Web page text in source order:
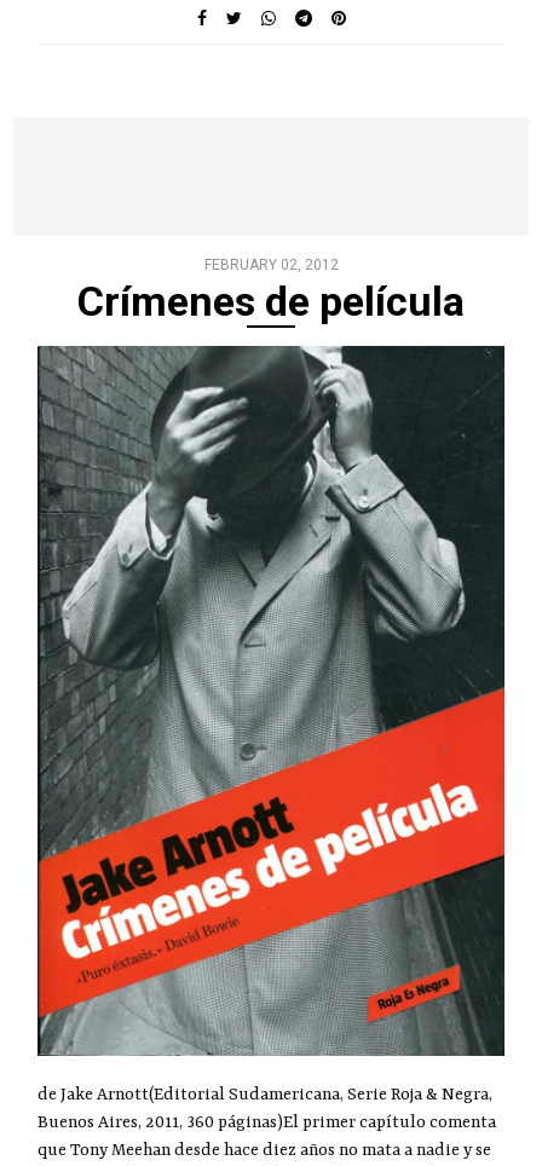
FEBRUARY 02, 2012
Crímenes de película
de Jake Arnott(Editorial Sudamericana, Serie Roja & Negra,
Buenos Aires, 2011, 360 páginas)El primer capítulo comenta
que Tony Meehan desde hace diez años no mata a nadie y se